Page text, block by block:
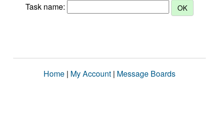
Task name:
Home | My Account | Message Boards